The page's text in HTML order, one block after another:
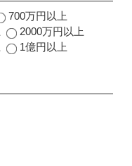
700万円以上
2000万円以上
1億円以上